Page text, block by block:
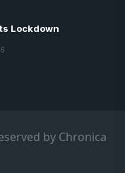
Lockdown
by Chronica